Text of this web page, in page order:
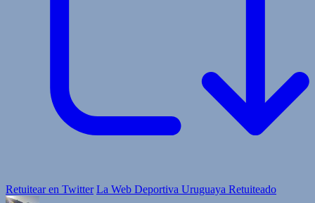
Retuitear en Twitter La Web Deportiva Uruguaya Retuiteado